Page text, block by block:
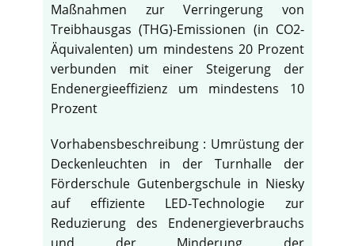
Maßnahmen zur Verringerung von
Treibhausgas (THG)-Emissionen (in CO2-
Äquivalenten) um mindestens 20 Prozent
verbunden mit einer Steigerung der
Endenergieeffizienz um mindestens 10
Prozent
Vorhabensbeschreibung : Umrüstung der
Deckenleuchten in der Turnhalle der
Förderschule Gutenbergschule in Niesky
auf effiziente LED-Technologie zur
Reduzierung des Endenergieverbrauchs